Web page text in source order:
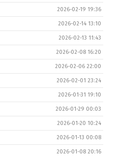
2026-02-19 19:36
2026-02-14 13:10
2026-02-13 11:43
2026-02-08 16:20
2026-02-06 22:00
2026-02-01 23:24
2026-01-31 19:10
2026-01-29 00:03
2026-01-20 10:24
2026-01-13 00:08
2026-01-08 20:16